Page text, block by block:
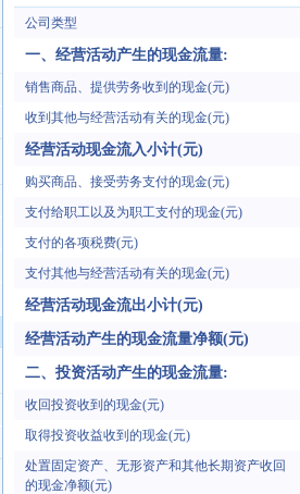
公司类型
一、经营活动产生的现金流量:
销售商品、提供劳务收到的现金(元)
收到其他与经营活动有关的现金(元)
经营活动现金流入小计(元)
购买商品、接受劳务支付的现金(元)
支付给职工以及为职工支付的现金(元)
支付的各项税费(元)
支付其他与经营活动有关的现金(元)
经营活动现金流出小计(元)
经营活动产生的现金流量净额(元)
二、投资活动产生的现金流量:
收回投资收到的现金(元)
取得投资收益收到的现金(元)
处置固定资产、无形资产和其他长期资产收回
的现金净额(元)